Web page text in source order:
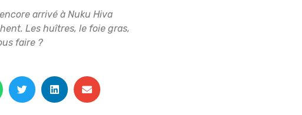
arrivé à Nuku Hiva
Les huîtres, le foie gras,
faire ?